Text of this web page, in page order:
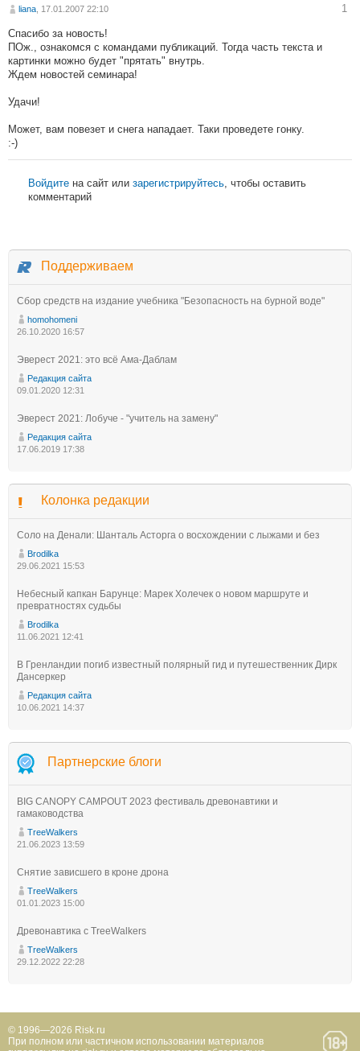
liana , 17.01.2007 22:10 1
Спасибо за новость!
ПОж., ознакомся с командами публикаций. Тогда часть текста и
картинки можно будет "прятать" внутрь.
Ждем новостей семинара!
Удачи!
Может, вам повезет и снега нападает. Таки проведете гонку.
:-)
Войдите на сайт или зарегистрируйтесь, чтобы оставить
комментарий
Поддерживаем
Сбор средств на издание учебника "Безопасность на бурной воде"
homohomeni
26.10.2020 16:57
Эверест 2021: это всё Ама-Даблам
Редакция сайта
09.01.2020 12:31
Эверест 2021: Лобуче - "учитель на замену"
Редакция сайта
17.06.2019 17:38
Колонка редакции
Соло на Денали: Шанталь Асторга о восхождении с лыжами и без
Brodilka
29.06.2021 15:53
Небесный капкан Барунце: Марек Холечек о новом маршруте и
превратностях судьбы
Brodilka
11.06.2021 12:41
В Гренландии погиб известный полярный гид и путешественник Дирк
Дансеркер
Редакция сайта
10.06.2021 14:37
Партнерские блоги
BIG CANOPY CAMPOUT 2023 фестиваль древонавтики и
гамаководства
TreeWalkers
21.06.2023 13:59
Снятие зависшего в кроне дрона
TreeWalkers
01.01.2023 15:00
Древонавтика с TreeWalkers
TreeWalkers
29.12.2022 22:28
© 1996—2026 Risk.ru
При полном или частичном использовании материалов